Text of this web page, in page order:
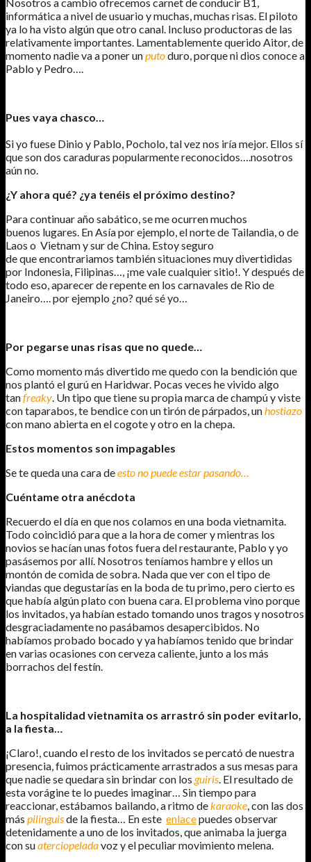
informática a nivel de usuario y muchas, muchas risas. El piloto
ya lo ha visto algún que otro canal. Incluso productoras de las
relativamente importantes. Lamentablemente querido Aitor, de
momento nadie va a poner unputoduro, porque ni dios conoce a
Pablo y Pedro….
Pues vaya chasco…
Si yo fuese Dinio y Pablo, Pocholo, tal vez nos iría mejor. Ellos sí
que son dos caraduras popularmente reconocidos….nosotros
aún no.
¿Y ahora qué? ¿ya tenéis el próximo destino?
Para continuar año sabático, se me ocurren muchos
buenos lugares. En Asía por ejemplo, el norte de Tailandia, o de
Laos o Vietnam y sur de China. Estoy seguro
de que encontrariamos también situaciones muy divertididas
por Indonesia, Filipinas…, ¡me vale cualquier sitio!. Y después de
todo eso, aparecer de repente en los carnavales de Rio de
Janeiro…. por ejemplo ¿no? qué sé yo…
Por pegarse unas risas que no quede…
Como momento más divertido me quedo con la bendición que
nos plantó el gurú en Haridwar. Pocas veces he vivido algo
tanfreaky. Un tipo que tiene su propia marca de champú y viste
con taparabos, te bendice con un tirón de párpados, unhostiazo
con mano abierta en el cogote y otro en la chepa.
Estos momentos son impagables
Se te queda una cara deesto no puede estar pasando…
Cuéntame otra anécdota
Recuerdo el día en que nos colamos en una boda vietnamita.
Todo coincidió para que a la hora de comer y mientras los
novios se hacían unas fotos fuera del restaurante, Pablo y yo
pasásemos por allí. Nosotros teníamos hambre y ellos un
montón de comida de sobra. Nada que ver con el tipo de
viandas que degustarías en la boda de tu primo, pero cierto es
que había algún plato con buena cara. El problema vino porque
los invitados, ya habían estado tomando unos tragos y nosotros
desgraciadamente no pasábamos desapercibidos. No
habíamos probado bocado y ya habíamos tenido que brindar
en varias ocasiones con cerveza caliente, junto a los más
borrachos del festín.
La hospitalidad vietnamita os arrastró sin poder evitarlo,
a la fiesta…
¡Claro!, cuando el resto de los invitados se percató de nuestra
presencia, fuimos prácticamente arrastrados a sus mesas para
que nadie se quedara sin brindar con los guiris. El resultado de
esta vorágine te lo puedes imaginar… Sin tiempo para
reaccionar, estábamos bailando, a ritmo dekaraoke, con las dos
más pilinguisde la fiesta… En este enlacepuedes observar
detenidamente a uno de los invitados, que animaba la juerga
con suaterciopeladavoz y el peculiar movimiento melena.